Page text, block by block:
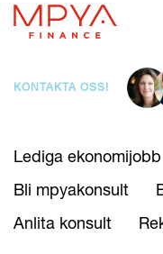
Lediga ekonomijobb
Bli mpyakonsult
Anlita konsult
KONTAKTA OSS!